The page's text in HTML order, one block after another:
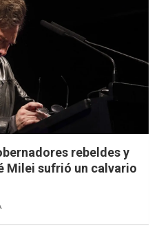
rebeldes y
Milei sufrió un calvario